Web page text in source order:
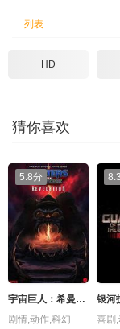
列表
HD
猜你喜欢
5.8分
宇宙巨人：希曼崛起
剧情,动作,科幻
银河
喜剧